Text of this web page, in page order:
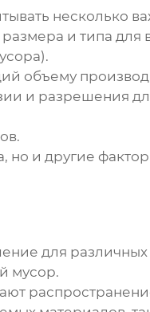
несколько
и типа
объему
и разрешения
но и другие
для различных
мусор.